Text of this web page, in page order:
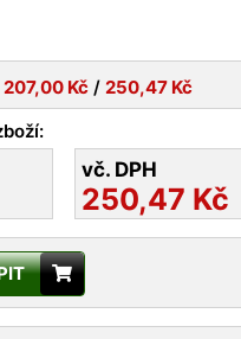
207,00Kč/ 250,47Kč
vč. DPH
250,47 Kč